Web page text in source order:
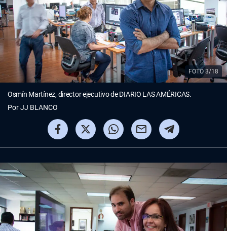
FOTO 3/18
PorJJ BLANCO
Osmín Martínez, director ejecutivo de DIARIO LAS AMÉRICAS.